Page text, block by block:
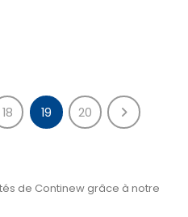
18 19 20
de Continew grâce à notre